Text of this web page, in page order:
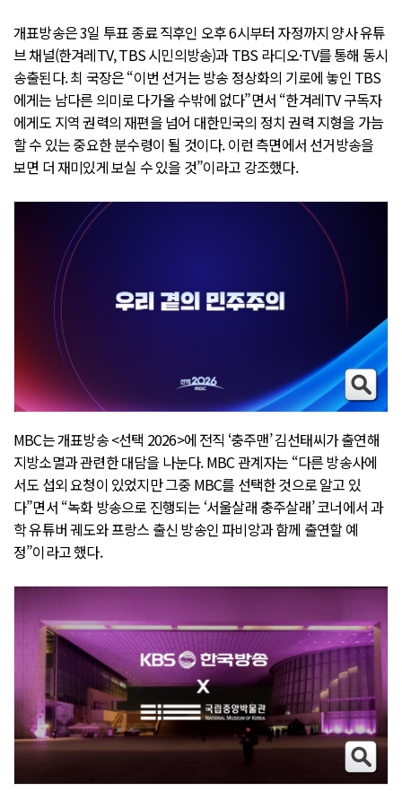
개표방송은 3일 투표 종료 직후인 오후 6시부터 자정까지 양사 유튜
브 채널(한겨레TV, TBS 시민의방송)과 TBS 라디오·TV를 통해 동시
송출된다. 최 국장은 “이번 선거는 방송 정상화의 기로에 놓인 TBS
에게는 남다른 의미로 다가올 수밖에 없다”면서 “한겨레TV 구독자
에게도 지역 권력의 재편을 넘어 대한민국의 정치 권력 지형을 가늠
할 수 있는 중요한 분수령이 될 것이다. 이런 측면에서 선거방송을
보면 더 재미있게 보실 수 있을 것”이라고 강조했다.
MBC는 개표방송 <선택 2026>에 전직 ‘충주맨’ 김선태씨가 출연해
지방소멸과 관련한 대담을 나눈다. MBC 관계자는 “다른 방송사에
서도 섭외 요청이 있었지만 그중 MBC를 선택한 것으로 알고 있
다”면서 “녹화 방송으로 진행되는 ‘서울살래 충주살래’ 코너에서 과
학 유튜버 궤도와 프랑스 출신 방송인 파비앙과 함께 출연할 예
정”이라고 했다.